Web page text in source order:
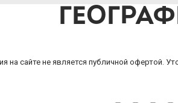
на сайте не является публичной офертой.